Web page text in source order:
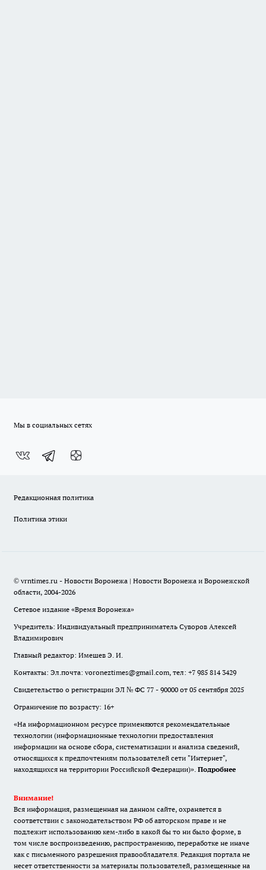
Мы в социальных сетях
Редакционная политика
Политика этики
© vrntimes.ru - Новости Воронежа | Новости Воронежа и Воронежской
области, 2004-2026
Сетевое издание «Время Воронежа»
Учредитель: Индивидуальный предприниматель Суворов Алексей
Владимирович
Главный редактор: Имешев Э. И.
Контакты: Эл.почта: voroneztimes@gmail.com, тел: +7 985 814 3429
Свидетельство о регистрации ЭЛ № ФС 77 - 90000 от 05 сентября 2025
Ограничение по возрасту: 16+
«На информационном ресурсе применяются рекомендательные
технологии (информационные технологии предоставления
информации на основе сбора, систематизации и анализа сведений,
относящихся к предпочтениям пользователей сети "Интернет",
находящихся на территории Российской Федерации)». Подробнее
Внимание!
Вся информация, размещенная на данном сайте, охраняется в
соответствии с законодательством РФ об авторском праве и не
подлежит использованию кем-либо в какой бы то ни было форме, в
том числе воспроизведению, распространению, переработке не иначе
как с письменного разрешения правообладателя. Редакция портала не
несет ответственности за материалы пользователей, размещенные на